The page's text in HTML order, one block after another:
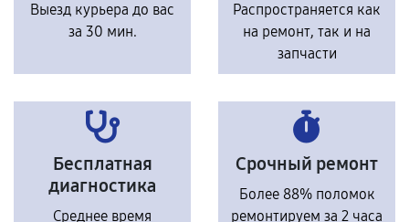
Выезд курьера до вас
за 30 мин.
Распространяется как
на ремонт, так и на
запчасти
Бесплатная
диагностика
Среднее время
Срочный ремонт
Более 88% поломок
ремонтируем за 2 часа